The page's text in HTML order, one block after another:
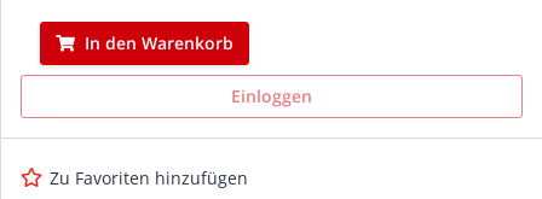
In den Warenkorb
Einloggen
Zu Favoriten hinzufügen